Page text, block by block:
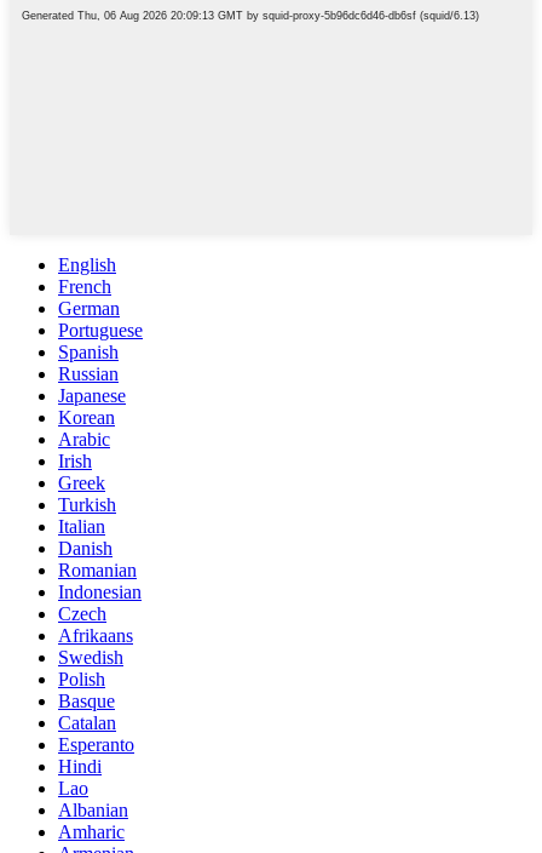
English
French
German
Portuguese
Spanish
Russian
Japanese
Korean
Arabic
Irish
Greek
Turkish
Italian
Danish
Romanian
Indonesian
Czech
Afrikaans
Swedish
Polish
Basque
Catalan
Esperanto
Hindi
Lao
Albanian
Amharic